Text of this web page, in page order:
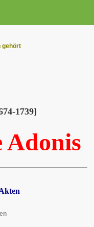
gehört
1739]
Adonis